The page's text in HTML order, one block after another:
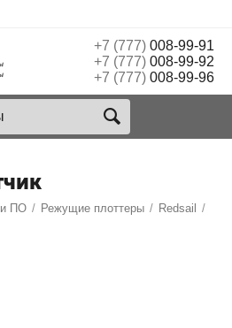
+7 (777)008-99-91
+7 (777)008-99-92
+7 (777)008-99-96
и ПО / Режущие плоттеры / Redsail /